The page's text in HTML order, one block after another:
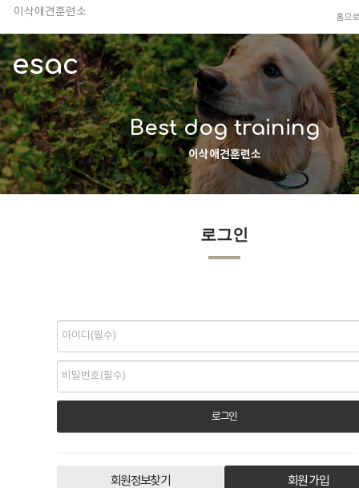
이삭애견훈련소
안전하고 행복한 펫티켓 선도!
경기도 화성시 봉담읍 위치
이찬종, 이웅종 소장 소개
홈으로
esac
Best dog training
이삭애견훈련소
로그인
회원정보찾기 회원 가입